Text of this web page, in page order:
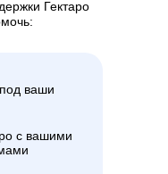
ваши
с вашими
Гектаро